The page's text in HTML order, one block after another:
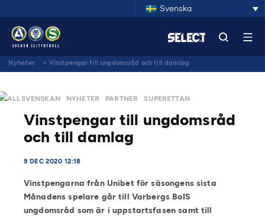
Svenska
Nyheter > Vinstpengar till ungdomsråd och till damlag
ALLSVENSKAN NYHETER PARTNER SUPERETTAN
Vinstpengar till ungdomsråd
och till damlag
9 DEC 2020 12:18
Vinstpengarna från Unibet för säsongens sista
Månadens spelare går till Varbergs BoIS
ungdomsråd som är i uppstartsfasen samt till